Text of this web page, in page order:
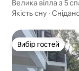
Велика вілла з 5
кімнатами,
Якість сну ·
Вибір гостей
Вибір гостей